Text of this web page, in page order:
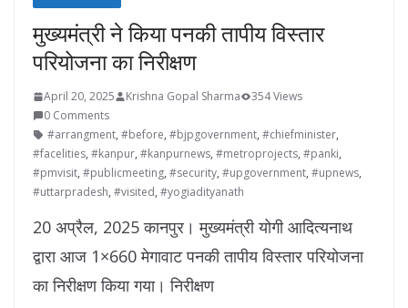
मुख्यमंत्री ने किया पनकी तापीय विस्तार
परियोजना का निरीक्षण
April 20, 2025 Krishna Gopal Sharma
354 Views
0 Comments
#arrangment, #before, #bjpgovernment, #chiefminister,
#facelities, #kanpur, #kanpurnews, #metroprojects, #panki,
#pmvisit, #publicmeeting, #security, #upgovernment, #upnews,
#uttarpradesh, #visited, #yogiadityanath
20 अप्रैल, 2025 कानपुर। मुख्यमंत्री योगी आदित्यनाथ
द्वारा आज 1×660 मेगावाट पनकी तापीय विस्तार परियोजना
का निरीक्षण किया गया। निरीक्षण